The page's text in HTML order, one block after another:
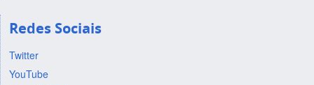
Redes Sociais
Twitter
YouTube